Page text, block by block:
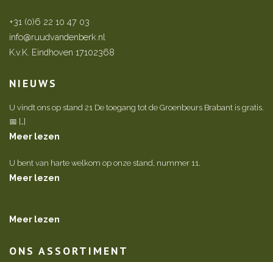
+31 (0)6 22 10 47 03
info@ruudvandenberk.nl
K.v.K. Eindhoven 17102368
NIEUWS
U vindt ons op stand 21 De toegang tot de Groenbeurs Brabant is gratis.
📅 […]
Meer lezen
U bent van harte welkom op onze stand, nummer 11.
Meer lezen
Meer lezen
ONS ASSORTIMENT